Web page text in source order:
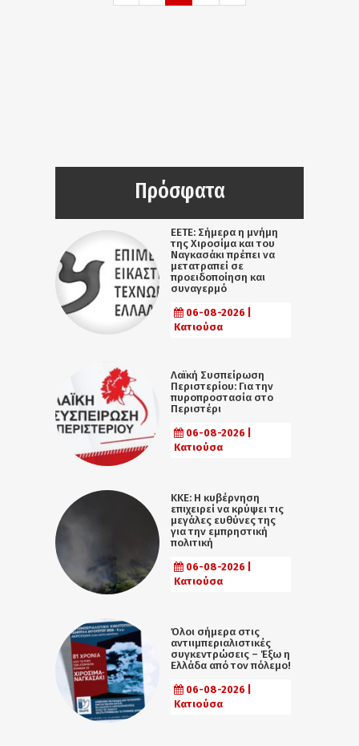
Πρόσφατα
ΕΕΤΕ: Σήμερα η μνήμη
της Χιροσίμα και του
Ναγκασάκι πρέπει να
μετατραπεί σε
προειδοποίηση και
συναγερμό
06-08-2026 |
Κατιούσα
Λαϊκή Συσπείρωση
Περιστερίου: Για την
πυροπροστασία στο
Περιστέρι
06-08-2026 |
Κατιούσα
ΚΚΕ: Η κυβέρνηση
επιχειρεί να κρύψει τις
μεγάλες ευθύνες της
για την εμπρηστική
πολιτική
06-08-2026 |
Κατιούσα
Όλοι σήμερα στις
αντιιμπεριαλιστικές
συγκεντρώσεις – Έξω η
Ελλάδα από τον πόλεμο!
06-08-2026 |
Κατιούσα